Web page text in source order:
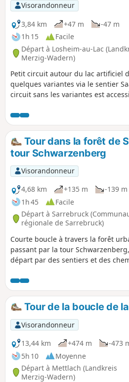
Visorandonneur
3,84 km
+47 m
-47 m
1h 15
Facile
Départ à Losheim-au-Lac
Merzig-Wadern)
Petit circuit autour du lac artificiel
quelques variantes via le sentier
circuit sans les variantes est
chemin, des jeux de saut pour les
régulièrement proposés, afin que
pendant la balade.
Tour dans la forêt de
tour Schwarzenberg
Visorandonneur
4,68 km
+135 m
-139 m
1h 45
Facile
Départ à Sarrebruck
régionale de Sarrebruck)
Courte boucle à travers la forêt
passant par la tour
départ par des sentiers et des
Tour de la boucle de
Visorandonneur
13,44 km
+474 m
-473
5h 10
Moyenne
Départ à Mettlach (Landkreis
Merzig-Wadern)